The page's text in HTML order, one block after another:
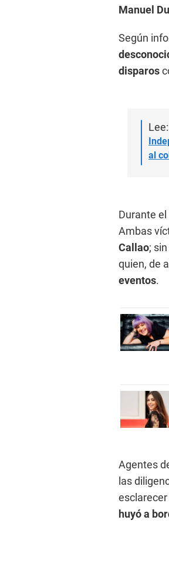
Manuel
Según
disparos
Lee:
al
Durante
Ambas
Callao;
quien, de
eventos.
Agentes
las
huyó a